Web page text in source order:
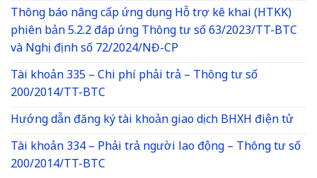
Thông báo nâng cấp ứng dụng Hỗ trợ kê khai (HTKK)
phiên bản 5.2.2 đáp ứng Thông tư số 63/2023/TT-BTC
và Nghị định số 72/2024/NĐ-CP
Tài khoản 335 – Chi phí phải trả – Thông tư số
200/2014/TT-BTC
Hướng dẫn đăng ký tài khoản giao dịch BHXH điện tử
Tài khoản 334 – Phải trả người lao động – Thông tư số
200/2014/TT-BTC